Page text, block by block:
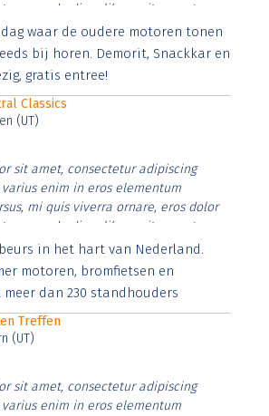
commodo diam libero vitae erat.
et justo cursus id rutrum lorem
sem vitae risus tristique posuere.
waar de oudere motoren tonen
bij horen. Demorit, Snackkar en
gratis entree!
Classics
(UT)
sit amet, consectetur adipiscing
enim in eros elementum
mi quis viverra ornare, eros dolor
commodo diam libero vitae erat.
et justo cursus id rutrum lorem
sem vitae risus tristique posuere.
in het hart van Nederland.
motoren, bromfietsen en
dan 230 standhouders
Treffen
(UT)
sit amet, consectetur adipiscing
enim in eros elementum